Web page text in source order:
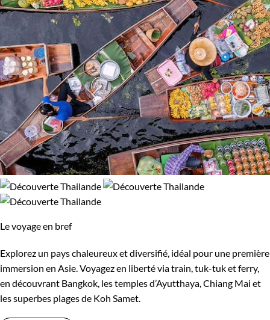
Le voyage en bref
Explorez un pays chaleureux et diversifié, idéal pour une première
immersion en Asie. Voyagez en liberté via train, tuk-tuk et ferry,
en découvrant Bangkok, les temples d’Ayutthaya, Chiang Mai et
les superbes plages de Koh Samet.